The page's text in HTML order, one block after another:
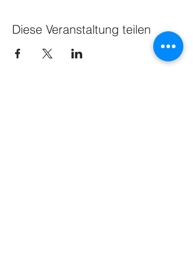
Diese Veranstaltung teilen